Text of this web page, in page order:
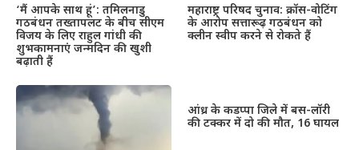
‘मैं आपके साथ हूं’: तमिलनाडु
गठबंधन तख्तापलट के बीच सीएम
विजय के लिए राहुल गांधी की
शुभकामनाएं जन्मदिन की खुशी
बढ़ाती हैं
महाराष्ट्र परिषद चुनाव: क्रॉस-वोटिंग
के आरोप सत्तारूढ़ गठबंधन को
क्लीन स्वीप करने से रोकते हैं
आंध्र के कडप्पा जिले में बस-लॉरी
की टक्कर में दो की मौत, 16 घायल